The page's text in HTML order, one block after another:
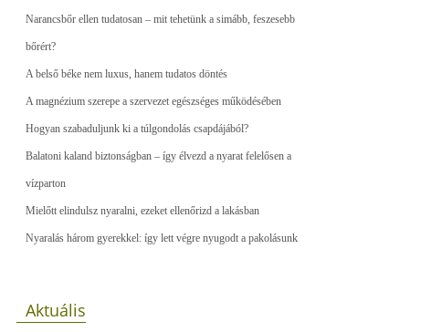
Narancsbőr ellen tudatosan – mit tehetünk a simább, feszesebb
bőrért?
A belső béke nem luxus, hanem tudatos döntés
A magnézium szerepe a szervezet egészséges működésében
Hogyan szabaduljunk ki a túlgondolás csapdájából?
Balatoni kaland biztonságban – így élvezd a nyarat felelősen a
vízparton
Mielőtt elindulsz nyaralni, ezeket ellenőrizd a lakásban
Nyaralás három gyerekkel: így lett végre nyugodt a pakolásunk
Aktuális